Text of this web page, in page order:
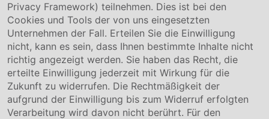
Service & Kontakt
Kontakt
Downloads
Garantiebedingungen
Zertifikate
Rechtliches
Privacy Framework) teilnehmen. Dies ist bei den
Cookies und Tools der von uns eingesetzten
Unternehmen der Fall. Erteilen Sie die Einwilligung
nicht, kann es sein, dass Ihnen bestimmte Inhalte nicht
richtig angezeigt werden. Sie haben das Recht, die
erteilte Einwilligung jederzeit mit Wirkung für die
Zukunft zu widerrufen. Die Rechtmäßigkeit der
aufgrund der Einwilligung bis zum Widerruf erfolgten
Verarbeitung wird davon nicht berührt. Für den